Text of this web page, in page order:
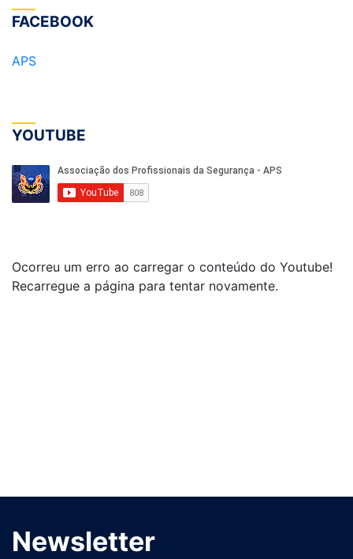
FACEBOOK
APS
YOUTUBE
Ocorreu um erro ao carregar o conteúdo do Youtube!
Recarregue a página para tentar novamente.
Newsletter